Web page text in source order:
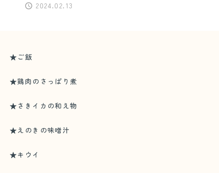
2024.02.13
★ご飯
★鶏肉のさっぱり煮
★さきイカの和え物
★えのきの味噌汁
★キウイ